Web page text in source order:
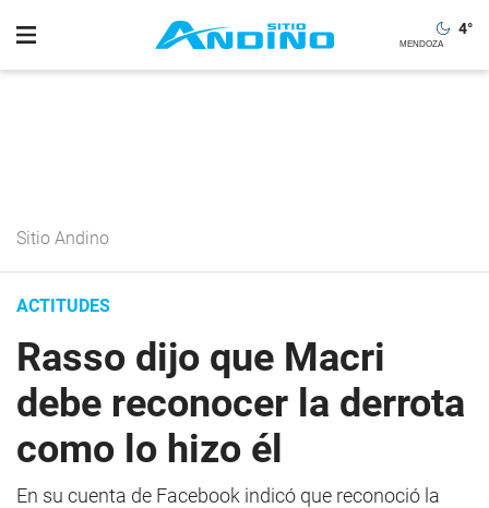
4°
Sitio Andino
ACTITUDES
Rasso dijo que Macri
debe reconocer la derrota
como lo hizo él
En su cuenta de Facebook indicó que reconoció la